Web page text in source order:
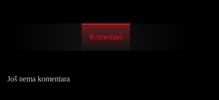
Komentari
Još nema komentara